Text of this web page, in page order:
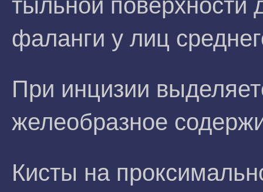
тыльной поверхности
фаланги у лиц
При инцизии
желеобразное
Кисты на